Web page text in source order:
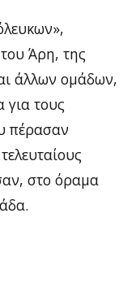
Άρη, της
άλλων ομάδων,
τους
πέρασαν
στο όραμα